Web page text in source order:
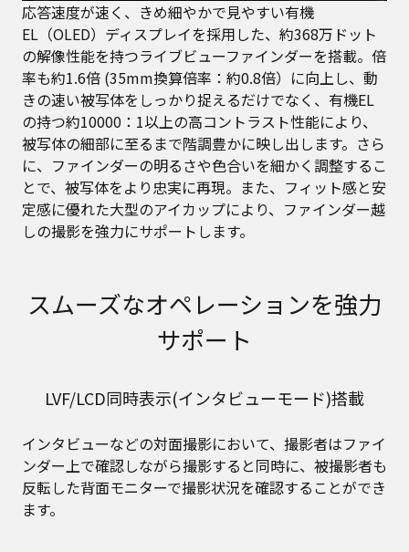
応答速度が速く、きめ細やかで見やすい有機
EL（OLED）ディスプレイを採用した、約368万ドット
の解像性能を持つライブビューファインダーを搭載。倍
率も約1.6倍 (35mm換算倍率：約0.8倍）に向上し、動
きの速い被写体をしっかり捉えるだけでなく、有機EL
の持つ約10000：1以上の高コントラスト性能により、
被写体の細部に至るまで階調豊かに映し出します。さら
に、ファインダーの明るさや色合いを細かく調整するこ
とで、被写体をより忠実に再現。また、フィット感と安
定感に優れた大型のアイカップにより、ファインダー越
しの撮影を強力にサポートします。
スムーズなオペレーションを強力
サポート
LVF/LCD同時表示(インタビューモード)搭載
インタビューなどの対面撮影において、撮影者はファイ
ンダー上で確認しながら撮影すると同時に、被撮影者も
反転した背面モニターで撮影状況を確認することができ
ます。